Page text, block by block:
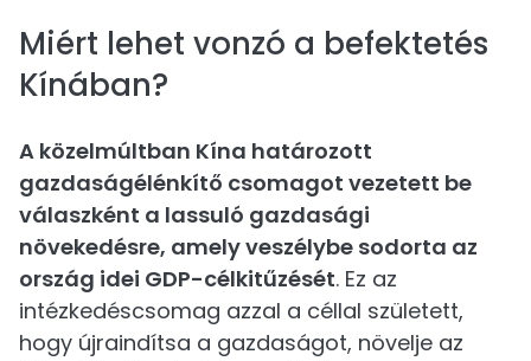
Miért lehet vonzó a befektetés
Kínában?
A közelmúltban Kína határozott
gazdaságélénkítő csomagot vezetett be
válaszként a lassuló gazdasági
növekedésre, amely veszélybe sodorta az
ország idei GDP-célkitűzését. Ez az
intézkedéscsomag azzal a céllal született,
hogy újraindítsa a gazdaságot, növelje az